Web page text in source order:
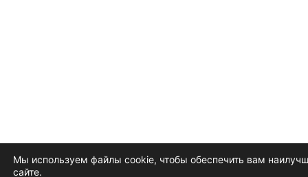
Мы используем файлы cookie, чтобы обеспечить вам
сайте.